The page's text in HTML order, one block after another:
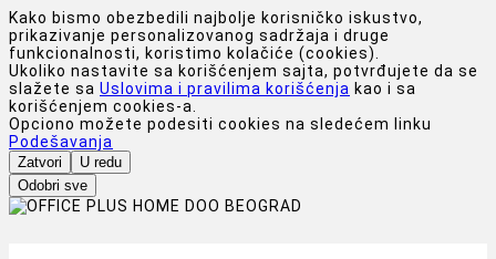
Kako bismo obezbedili najbolje korisničko iskustvo,
prikazivanje personalizovanog sadržaja i druge
funkcionalnosti, koristimo kolačiće (cookies).
Ukoliko nastavite sa korišćenjem sajta, potvrđujete da se
slažete sa Uslovima i pravilima korišćenja kao i sa
korišćenjem cookies-a.
Opciono možete podesiti cookies na sledećem linku
Podešavanja
Zatvori
U redu
Odobri sve